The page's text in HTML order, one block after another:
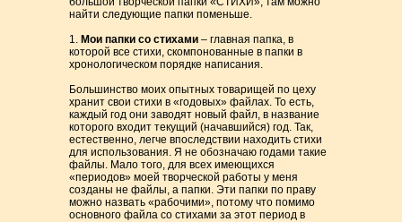
найти следующие папки поменьше.
1. Мои папки со стихами – главная папка, в
которой все стихи, скомпонованные в папки в
хронологическом порядке написания.
Большинство моих опытных товарищей по цеху
хранит свои стихи в «годовых» файлах. То есть,
каждый год они заводят новый файл, в название
которого входит текущий (начавшийся) год. Так,
естественно, легче впоследствии находить стихи
для использования. Я не обозначаю годами такие
файлы. Мало того, для всех имеющихся
«периодов» моей творческой работы у меня
созданы не файлы, а папки. Эти папки по праву
можно назвать «рабочими», потому что помимо
основного файла со стихами за этот период в